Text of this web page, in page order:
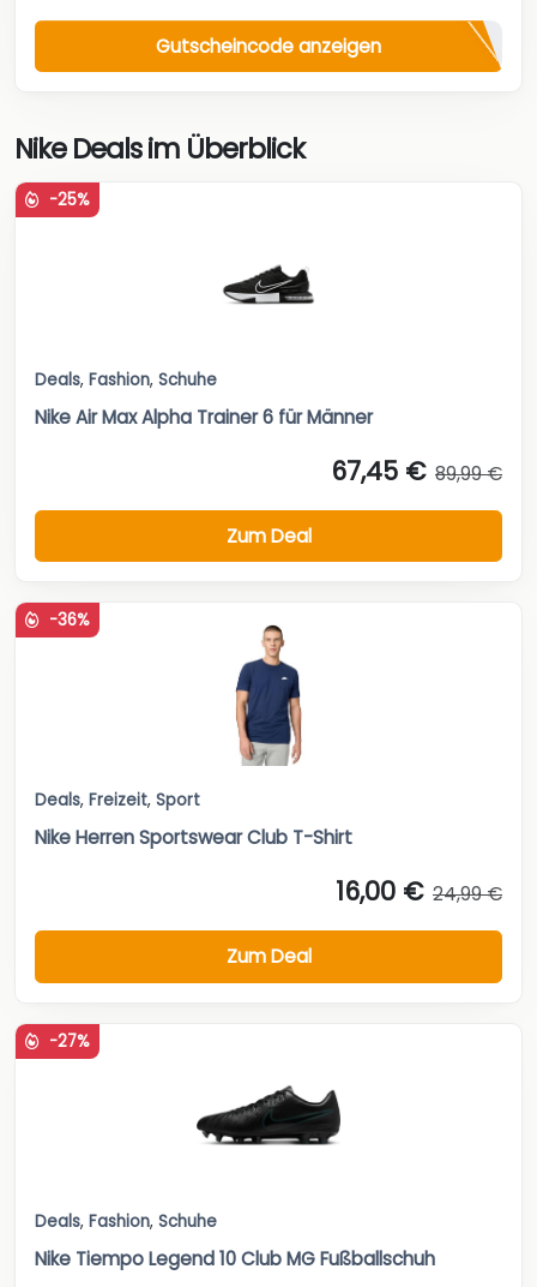
Gutscheincode anzeigen
Nike Deals im Überblick
-25%
Deals, Fashion, Schuhe
Nike Air Max Alpha Trainer 6 für Männer
67,45 € 89,99 €
Zum Deal
-36%
Deals, Freizeit, Sport
Nike Herren Sportswear Club T-Shirt
16,00 € 24,99 €
Zum Deal
-27%
Deals, Fashion, Schuhe
Nike Tiempo Legend 10 Club MG Fußballschuh